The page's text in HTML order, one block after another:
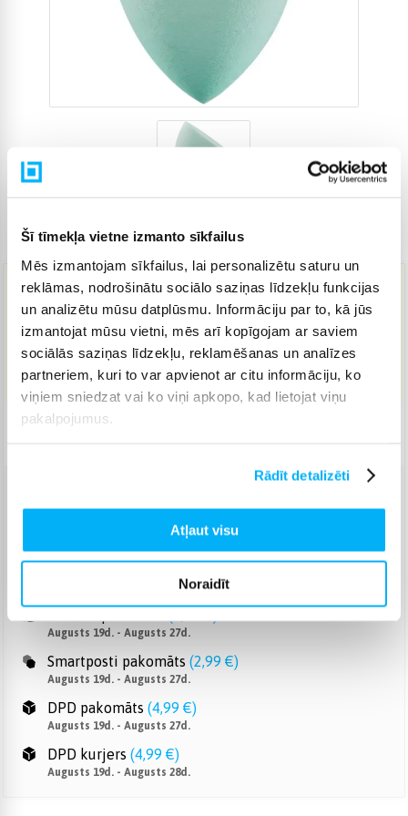
Šī tīmekļa vietne izmanto sīkfailus
Mēs izmantojam sīkfailus, lai personalizētu saturu un
reklāmas, nodrošinātu sociālo saziņas līdzekļu funkcijas
un analizētu mūsu datplūsmu. Informāciju par to, kā jūs
izmantojat mūsu vietni, mēs arī kopīgojam ar saviem
sociālās saziņas līdzekļu, reklamēšanas un analīzes
partneriem, kuri to var apvienot ar citu informāciju, ko
viņiem sniedzat vai ko viņi apkopo, kad lietojat viņu
pakalpojumus.
Rādīt detalizēti
Atļaut visu
Noraidīt
8,50 €
IELIKT GROZĀ
Piegāde: 7-14 d.d.
Venipak pakomāts (2,99 €)
Augusts 19d. - Augusts 27d.
Venipak Kurjers (3,99 €)
Augusts 19d. - Augusts 28d.
Augusts 19d. - Augusts 27d.
Smartposti pakomāts (2,99 €)
Augusts 19d. - Augusts 27d.
DPD pakomāts (4,99 €)
Augusts 19d. - Augusts 27d.
DPD kurjers (4,99 €)
Augusts 19d. - Augusts 28d.